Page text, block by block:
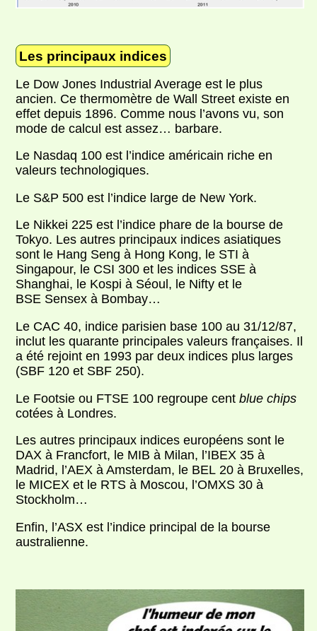
Les principaux indices
Le Dow Jones Industrial Average est le plus
ancien. Ce thermomètre de Wall Street existe en
effet depuis 1896. Comme nous l’avons vu, son
mode de calcul est assez… barbare.
Le Nasdaq 100 est l’indice américain riche en
valeurs technologiques.
Le S&P 500 est l’indice large de New York.
Le Nikkei 225 est l’indice phare de la bourse de
Tokyo. Les autres principaux indices asiatiques
sont le Hang Seng à Hong Kong, le STI à
Singapour, le CSI 300 et les indices SSE à
Shanghai, le Kospi à Séoul, le Nifty et le
BSE Sensex à Bombay…
Le CAC 40, indice parisien base 100 au 31/12/87,
inclut les quarante principales valeurs françaises. Il
a été rejoint en 1993 par deux indices plus larges
(SBF 120 et SBF 250).
Le Footsie ou FTSE 100 regroupe centblue chips
cotées à Londres.
Les autres principaux indices européens sont le
DAX à Francfort, le MIB à Milan, l’IBEX 35 à
Madrid, l’AEX à Amsterdam, le BEL 20 à Bruxelles,
le MICEX et le RTS à Moscou, l’OMXS 30 à
Stockholm…
Enfin, l’ASX est l’indice principal de la bourse
australienne.